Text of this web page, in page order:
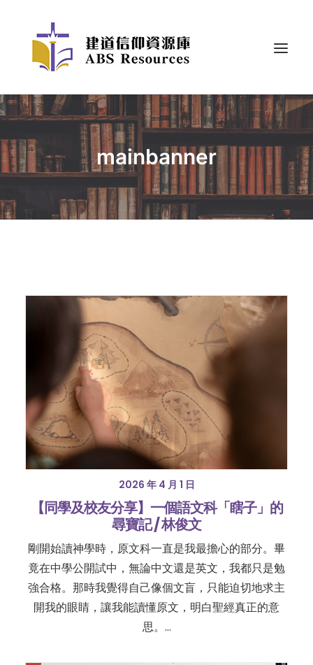
mainbanner
2026 年 4 月 1 日
【同學及校友分享】一個語文科「瞎子」的
尋寶記 / 林俊文
剛開始讀神學時，原文科一直是我最擔心的部分。畢
竟在中學公開試中，無論中文還是英文，我都只是勉
強合格。那時我覺得自己像個文盲，只能迫切地求主
開我的眼睛，讓我能讀懂原文，明白聖經真正的意
思。…